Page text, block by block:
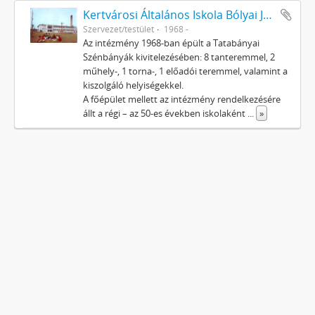
Kertvárosi Általános Iskola Bólyai János Általános Iskolája
Szervezet/testület 1968 -
Az intézmény 1968-ban épült a Tatabányai
Szénbányák kivitelezésében: 8 tanteremmel, 2
műhely-, 1 torna-, 1 előadói teremmel, valamint a
kiszolgáló helyiségekkel.
A főépület mellett az intézmény rendelkezésére
állt a régi – az 50-es években iskolaként ... »